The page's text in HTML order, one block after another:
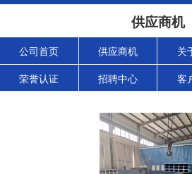
供应商机
公司首页 供应商机 关
荣誉认证 招聘中心 客